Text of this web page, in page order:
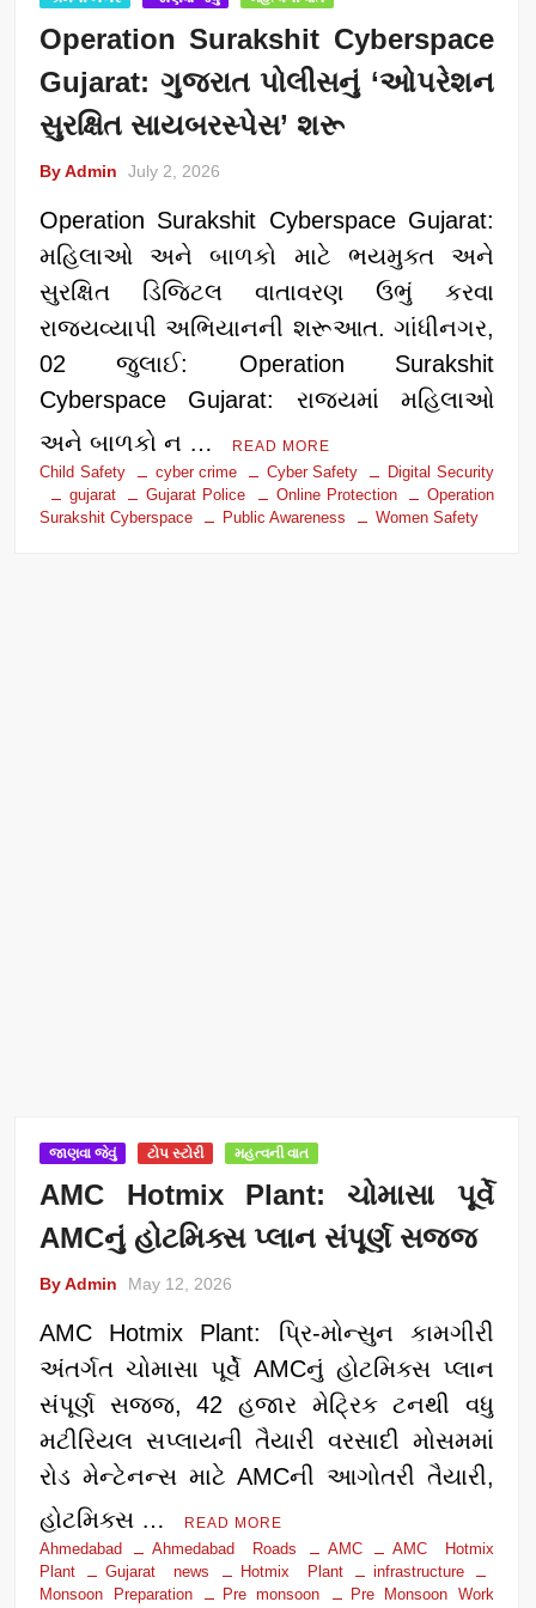
Operation Surakshit Cyberspace
Gujarat: ગુજરાત પોલીસનું ‘ઓપરેશન
સુરક્ષિત સાયબરસ્પેસ’ શરૂ
By Admin July 2, 2026
Operation Surakshit Cyberspace Gujarat:
મહિલાઓ અને બાળકો માટે ભયમુક્ત અને
સુરક્ષિત ડિજિટલ વાતાવરણ ઉભું કરવા
રાજ્યવ્યાપી અભિયાનની શરૂઆત. ગાંધીનગર,
02 જુલાઈ: Operation Surakshit
Cyberspace Gujarat: રાજ્યમાં મહિલાઓ
અને બાળકો ન …
READ MORE
Child Safety cyber crime Cyber Safety
Digital Security
gujarat
Gujarat Police Online Protection
Operation
Surakshit Cyberspace
Public Awareness Women Safety
જાણવા જેવું ટોપ સ્ટોરી મહત્વની વાત
AMC Hotmix Plant: ચોમાસા પૂર્વે
AMCનું હોટમિક્સ પ્લાન સંપૂર્ણ સજ્જ
By Admin May 12, 2026
AMC Hotmix Plant: પ્રિ-મોન્સુન કામગીરી
અંતર્ગત ચોમાસા પૂર્વે AMCનું હોટમિક્સ પ્લાન
સંપૂર્ણ સજ્જ, 42 હજાર મેટ્રિક ટનથી વધુ
મટીરિયલ સપ્લાયની તૈયારી વરસાદી મોસમમાં
રોડ મેન્ટેનન્સ માટે AMCની આગોતરી તૈયારી,
હોટમિક્સ …
READ MORE
Ahmedabad Ahmedabad Roads AMC
AMC Hotmix
Plant
Gujarat news Hotmix Plant
infrastructure
Monsoon Preparation
Pre monsoon
Pre Monsoon Work